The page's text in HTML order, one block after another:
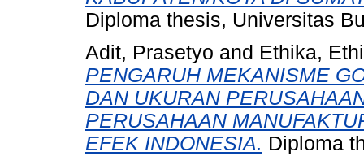
Diploma thesis, Universitas
Adit, Prasetyo and Ethika,
PENGARUH MEKANISME
DAN UKURAN
PERUSAHAAN
EFEK INDONESIA. Diploma